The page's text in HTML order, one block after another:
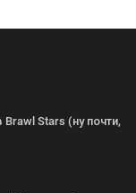
Stars (ну почти,